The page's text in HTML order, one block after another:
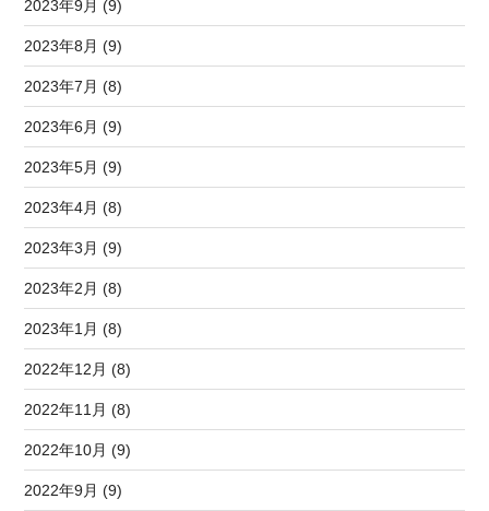
2023年9月 (9)
2023年8月 (9)
2023年7月 (8)
2023年6月 (9)
2023年5月 (9)
2023年4月 (8)
2023年3月 (9)
2023年2月 (8)
2023年1月 (8)
2022年12月 (8)
2022年11月 (8)
2022年10月 (9)
2022年9月 (9)